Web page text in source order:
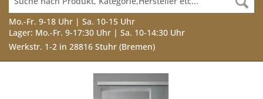
Mo.-Fr. 9-18 Uhr | Sa. 10-15 Uhr
Lager: Mo.-Fr. 9-17:30 Uhr | Sa. 10-14:30 Uhr
Werkstr. 1-2 in 28816 Stuhr (Bremen)